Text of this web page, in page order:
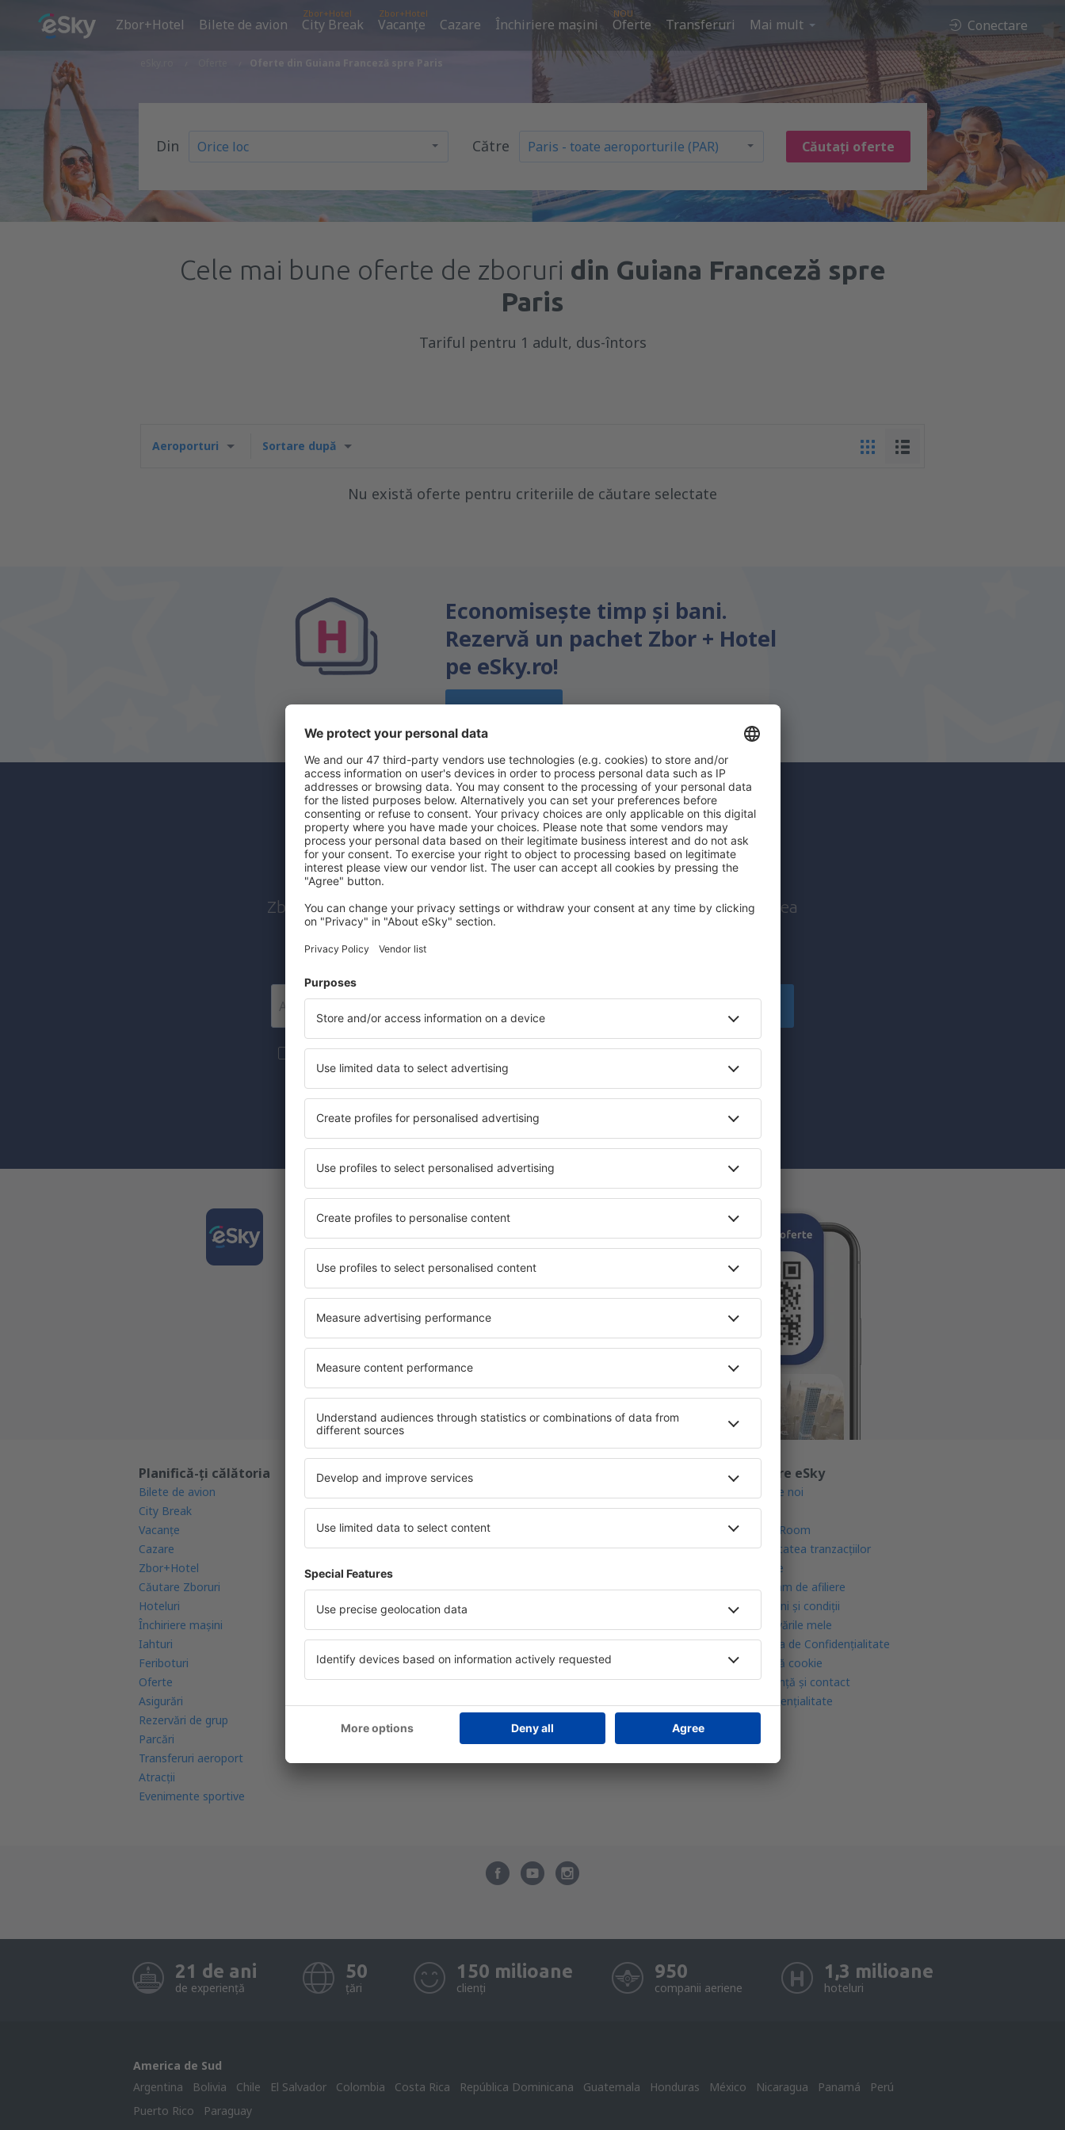
Zbor+Hotel Bilete de avion
Zbor+Hotel
City Break
Zbor+Hotel
Vacanţe Cazare Închiriere mașini
NOU
Oferte Transferuri Mai mult Conectare
Din Către Căutați oferte
Cele mai bune oferte de zboruri din Guiana Franceză spre
Paris
Tariful pentru 1 adult, dus-întors
Aeroporturi Sortare după
Nu există oferte pentru criteriile de căutare selectate
Economiseşte timp și bani.
Rezervă un pachet Zbor + Hotel
pe eSky.ro!
Abonații la newsletter călătoresc mai
mult cu mai puțin
Zboruri ieftine, city break-uri, vacanțe – profită de ofertele unice înaintea
Trimitem doar ce e mai bun, pe cuvânt de turişti!
Înscriere
Mai multe călătorii la prețuri avantajoase în newsletter-ul nostru. Sunt de acord să primesc
materiale informaționale (sub formă de newsletter) de la eSky.pl S.A. la adresa de e-mail pe care am
(concomitent), vă dați acordul ca datele dumneavoastră personale
Descarcă aplicația noastră
și organizează-ţi convenabil
călătoriile
Planifică-ți călătoria
Bilete de avion
City Break
Vacanţe
Cazare
Zbor+Hotel
Căutare Zboruri
Hoteluri
Închiriere mașini
Iahturi
Feriboturi
Oferte
Asigurări
Rezervări de grup
Parcări
Transferuri aeroport
Atracţii
Evenimente sportive
Află mai multe
Aplicație mobilă
Radar de zboruri
Companii aeriene
Companii aeriene naţionale
Recenzii companii aeriene
Aeroporturi
Calendar de prețuri
Informații bagaje
FAQ - Ghid de călătorie
Tarom
Ryanair
Turkish Airlines
easyJet
Austrian Airlines
Despre eSky
Despre noi
Blogul
Press Room
Securitatea tranzacţiilor
Cariere
Program de afiliere
Termeni şi condiţii
Rezervările mele
Politica de Confidențialitate
Politică cookie
Asistenţă şi contact
Confidențialitate
21 de ani
de experiență
50
țări
150 milioane
clienți
950
companii aeriene
1,3 milioane
hoteluri
America de Sud
Argentina
Bolivia Chile El Salvador Colombia Costa Rica República Dominicana Guatemala Honduras México Nicaragua Panamá
Perú
Puerto Rico
Paraguay